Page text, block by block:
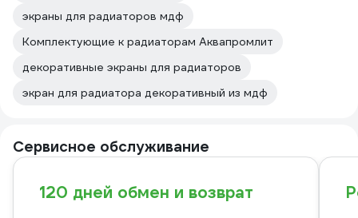
экраны для радиаторов мдф
Комплектующие к радиаторам Аквапромлит
декоративные экраны для радиаторов
экран для радиатора декоративный из мдф
Сервисное обслуживание
120 дней обмен и возврат